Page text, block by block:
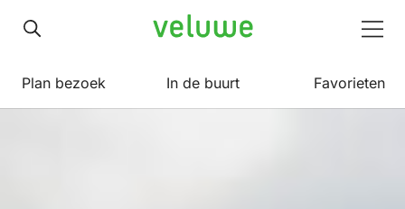
Veluwe
Plan bezoek In de buurt Favorieten